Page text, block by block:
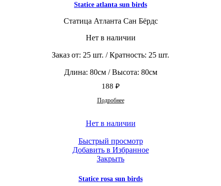
Statice atlanta sun birds
Статица Атланта Сан Бёрдс
Нет в наличии
Заказ от: 25 шт. / Кратность: 25 шт.
Длина: 80см / Высота: 80см
188 ₽
Подробнее
Нет в наличии
Быстрый просмотр
Добавить в Избранное
Закрыть
Statice rosa sun birds